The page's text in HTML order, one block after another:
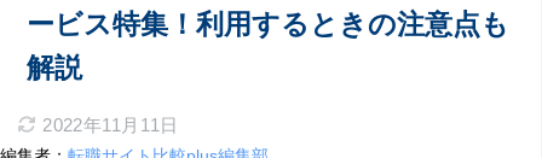
ービス特集！利用するときの注意点も
解説
2022年11月11日